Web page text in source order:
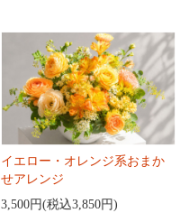
イエロー・オレンジ系おまか
せアレンジ
3,500円(税込3,850円)